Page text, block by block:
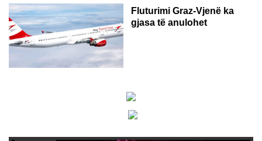
Fluturimi Graz-Vjenë ka
gjasa të anulohet